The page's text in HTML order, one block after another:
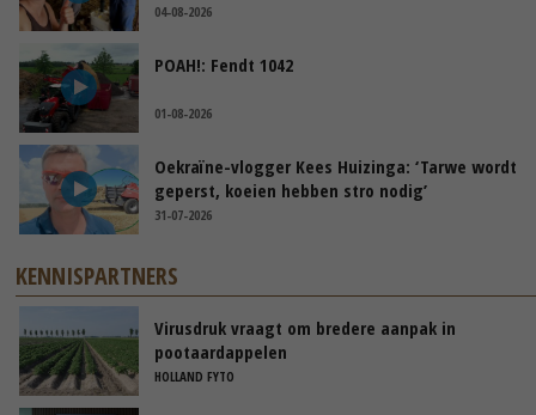
04-08-2026
POAH!: Fendt 1042
01-08-2026
Oekraïne-vlogger Kees Huizinga: ‘Tarwe wordt
geperst, koeien hebben stro nodig’
31-07-2026
KENNISPARTNERS
Virusdruk vraagt om bredere aanpak in
pootaardappelen
HOLLAND FYTO